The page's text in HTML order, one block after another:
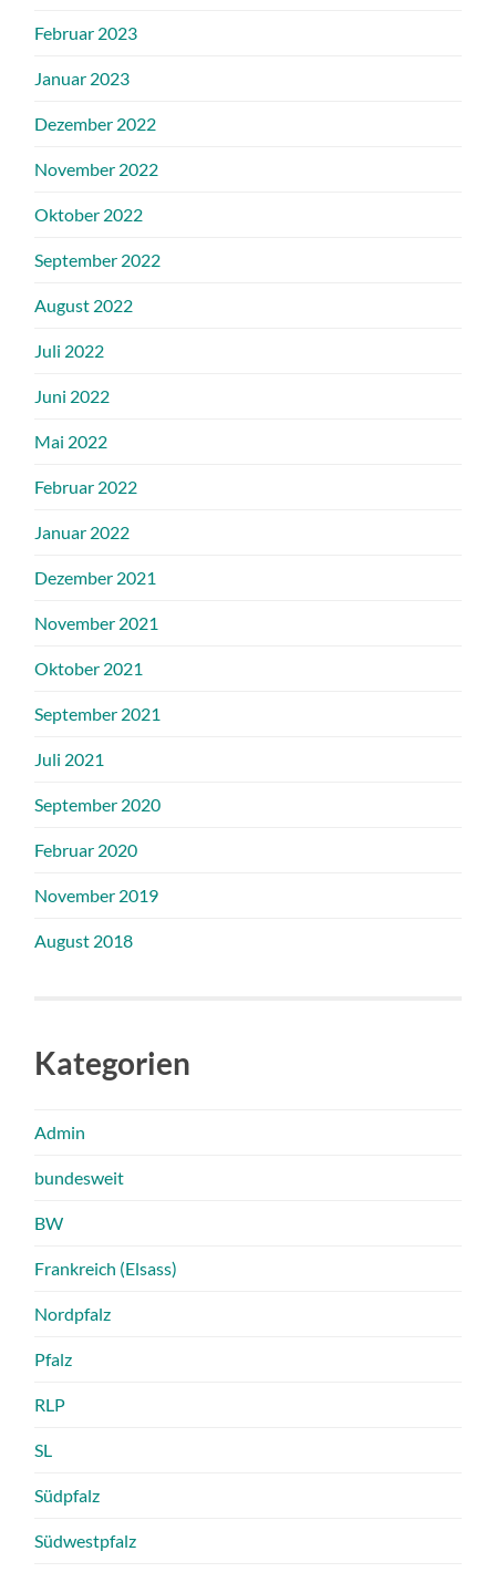
Februar 2023
Januar 2023
Dezember 2022
November 2022
Oktober 2022
September 2022
August 2022
Juli 2022
Juni 2022
Mai 2022
Februar 2022
Januar 2022
Dezember 2021
November 2021
Oktober 2021
September 2021
Juli 2021
September 2020
Februar 2020
November 2019
August 2018
Kategorien
Admin
bundesweit
BW
Frankreich (Elsass)
Nordpfalz
Pfalz
RLP
SL
Südpfalz
Südwestpfalz